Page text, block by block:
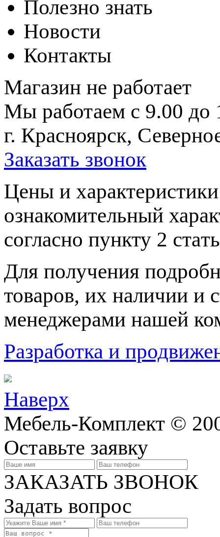
Полезно знать
Новости
Контакты
Магазин не работает
Мы работаем с 9.00 до
г. Красноярск,
Заказать звонок
Цeны и
ознакомительный
согласно пункту 2
Для пoлучения
товaров, их нaличии и
менеджерами нашей
Разработка и
Наверх
Мебель-Комплект ©
Оставьте заявку
ЗАКАЗАТЬ ЗВОНОК
Задать вопрос